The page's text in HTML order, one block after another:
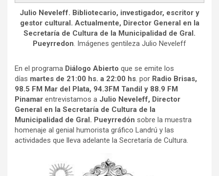
Julio Neveleff. Bibliotecario, investigador, escritor y
gestor cultural. Actualmente, Director General en la
Secretaría de Cultura de la Municipalidad de Gral.
Pueyrredon. Imágenes gentileza Julio Neveleff
En el programa Diálogo Abierto que se emite los
días martes de 21:00 hs. a 22:00 hs. por Radio Brisas,
98.5 FM Mar del Plata, 94.3FM Tandil y 88.9 FM
Pinamar entrevistamos a Julio Neveleff, Director
General en la Secretaría de Cultura de la
Municipalidad de Gral. Pueyrredón sobre la muestra
homenaje al genial humorista gráfico Landrú y las
actividades que lleva adelante la Secretaría de Cultura.